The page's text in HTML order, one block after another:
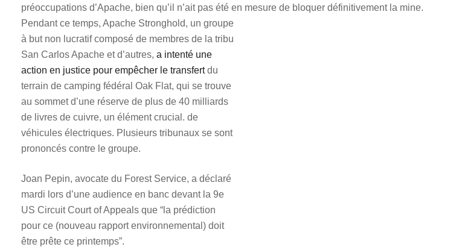
préoccupations d’Apache, bien qu’il n’ait pas été en mesure de bloquer définitivement la mine.
Pendant ce temps, Apache Stronghold, un groupe
à but non lucratif composé de membres de la tribu
San Carlos Apache et d’autres, a intenté une
action en justice pour empêcher le transfertdu
terrain de camping fédéral Oak Flat, qui se trouve
au sommet d’une réserve de plus de 40 milliards
de livres de cuivre, un élément crucial. de
véhicules électriques. Plusieurs tribunaux se sont
prononcés contre le groupe.
Joan Pepin, avocate du Forest Service, a déclaré
mardi lors d’une audience en banc devant la 9e
US Circuit Court of Appeals que “la prédiction
pour ce (nouveau rapport environnemental) doit
être prête ce printemps”.